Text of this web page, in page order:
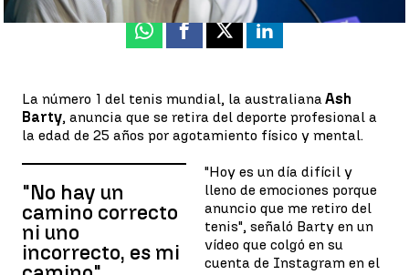
Whatsapp
Facebook
X Linkedin
La número 1 del tenis mundial, la australiana Ash
Barty, anuncia que se retira del deporte profesional a
la edad de 25 años por agotamiento físico y mental.
"No hay un
camino correcto
ni uno
incorrecto, es mi
"Hoy es un día difícil y
lleno de emociones porque
anuncio que me retiro del
tenis", señaló Barty en un
vídeo que colgó en su
cuenta de Instagram en el